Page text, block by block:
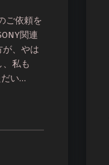
ご依頼を
関連
が、やは
、私も
だい…